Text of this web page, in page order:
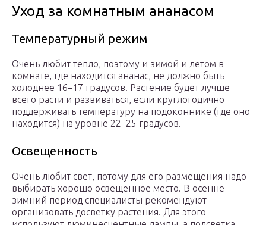
Уход за комнатным ананасом
Температурный режим
Очень любит тепло, поэтому и зимой и летом в
комнате, где находится ананас, не должно быть
холоднее 16–17 градусов. Растение будет лучше
всего расти и развиваться, если круглогодично
поддерживать температуру на подоконнике (где оно
находится) на уровне 22–25 градусов.
Освещенность
Очень любит свет, потому для его размещения надо
выбирать хорошо освещенное место. В осенне-
зимний период специалисты рекомендуют
организовать досветку растения. Для этого